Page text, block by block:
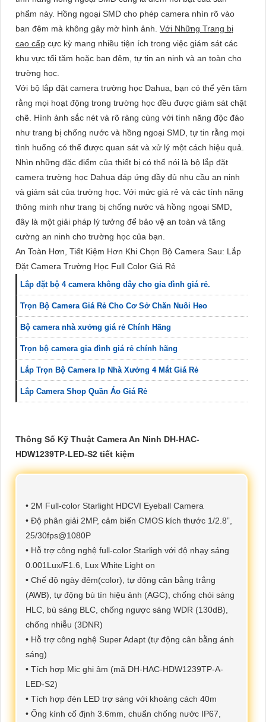
phẩm này. Hồng ngoại SMD cho phép camera nhìn rõ vào
ban đêm mà không gây mờ hình ảnh. Với Những Trang bị
cao cấp cực kỳ mang nhiều tiện ích trong việc giám sát các
khu vực tối tăm hoặc ban đêm, tự tin an ninh và an toàn cho
trường học.
Với bộ lắp đặt camera trường học Dahua, bạn có thể yên tâm
rằng mọi hoạt động trong trường học đều được giám sát chặt
chẽ. Hình ảnh sắc nét và rõ ràng cùng với tính năng độc đáo
như trang bị chống nước và hồng ngoại SMD, tự tin rằng mọi
tình huống có thể được quan sát và xử lý một cách hiệu quả.
Nhìn những đặc điểm của thiết bị có thể nói là bộ lắp đặt
camera trường học Dahua đáp ứng đầy đủ nhu cầu an ninh
và giám sát của trường học. Với mức giá rẻ và các tính năng
thông minh như trang bị chống nước và hồng ngoại SMD,
đây là một giải pháp lý tưởng để bảo vệ an toàn và tăng
cường an ninh cho trường học của bạn.
An Toàn Hơn, Tiết Kiệm Hơn Khi Chọn Bộ Camera Sau: Lắp
Đặt Camera Trường Học Full Color Giá Rẻ
Lắp đặt bộ 4 camera không dây cho gia đình giá rẻ.
Trọn Bộ Camera Giá Rẻ Cho Cơ Sở Chăn Nuôi Heo
Bộ camera nhà xưởng giá rẻ Chính Hãng
Trọn bộ camera gia đình giá rẻ chính hãng
Lắp Trọn Bộ Camera Ip Nhà Xưởng 4 Mắt Giá Rẻ
Lắp Camera Shop Quần Áo Giá Rẻ
Thông Số Kỹ Thuật Camera An Ninh DH-HAC-
HDW1239TP-LED-S2 tiết kiệm
• 2M Full-color Starlight HDCVI Eyeball Camera
• Độ phân giải 2MP, cảm biến CMOS kích thước 1/2.8”,
25/30fps@1080P
• Hỗ trợ công nghệ full-color Starligh với độ nhạy sáng
0.001Lux/F1.6, Lux White Light on
• Chế độ ngày đêm(color), tự động cân bằng trắng
(AWB), tự động bù tín hiệu ảnh (AGC), chống chói sáng
HLC, bù sáng BLC, chống ngược sáng WDR (130dB),
chống nhiễu (3DNR)
• Hỗ trợ công nghệ Super Adapt (tự động cân bằng ánh
sáng)
• Tích hợp Mic ghi âm (mã DH-HAC-HDW1239TP-A-
LED-S2)
• Tích hợp đèn LED trợ sáng với khoảng cách 40m
• Ống kính cố định 3.6mm, chuẩn chống nước IP67,